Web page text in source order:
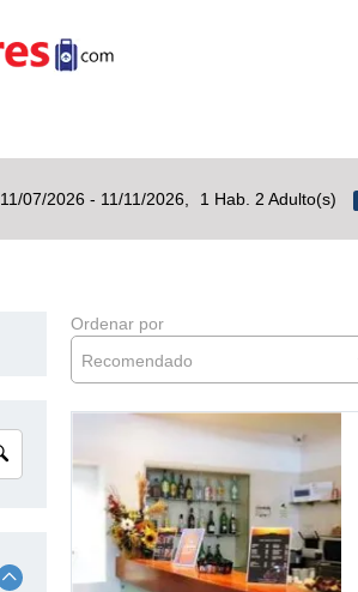
11/07/2026 - 11/11/2026, 1 Hab. 2 Adulto(s)
Ordenar por
Recomendado